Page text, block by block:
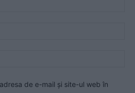
de e-mail și site-ul web în